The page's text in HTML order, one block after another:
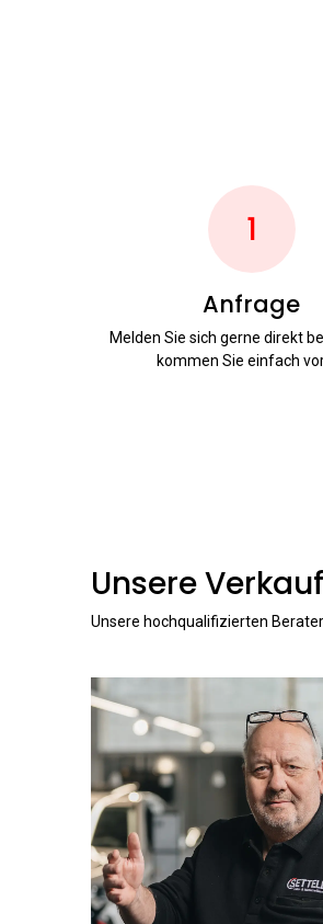
1
Anfrage
Melden Sie sich gerne direkt
kommen Sie einfach
Unsere
Unsere hochqualifizierten